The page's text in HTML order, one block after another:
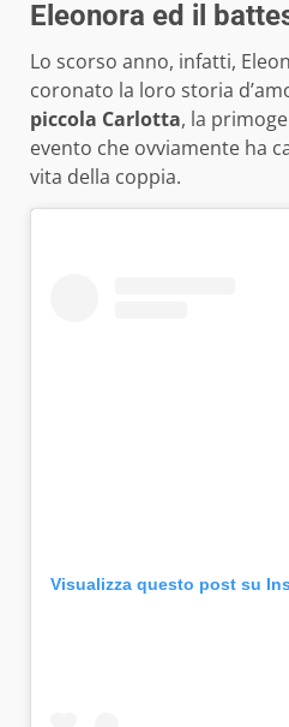
Eleonora ed il
Lo scorso anno, infatti,
coronato la loro storia
piccola Carlotta, la
evento che ovviamente ha
vita della coppia.
Visualizza questo post su